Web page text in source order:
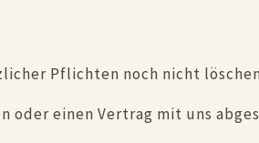
Pflichten noch nicht
einen Vertrag mit uns